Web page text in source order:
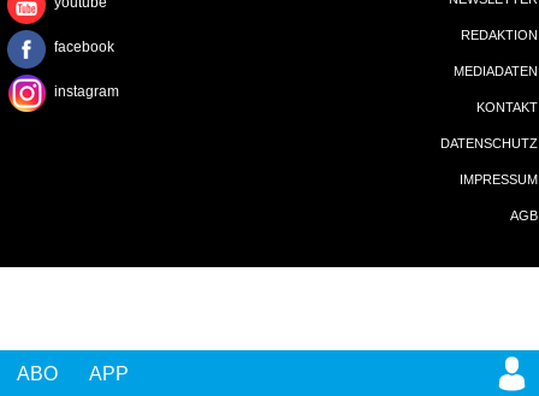
ABO APP
facebook
instagram
REDAKTION
MEDIADATEN
KONTAKT
DATENSCHUTZ
IMPRESSUM
AGB